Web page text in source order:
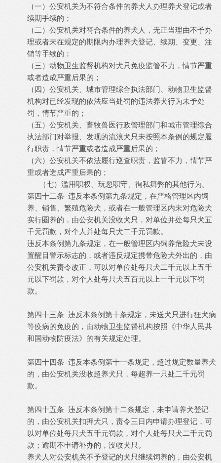
（一）公安机关为不符合条件的养犬人办理养犬登记或者
续期手续的；
（二）公安机关对符合条件的养犬人，无正当理由不予办
理或者未在规定的期限内办理养犬登记、续期、变更、注
销等手续的；
（三）动物卫生监督机构对犬只免疫监管不力，情节严重
或者造成严重后果的；
（四）公安机关、城市管理综合执法部门、动物卫生监督
机构对已经发现的依法应当处罚的违法养犬行为未予处
罚，情节严重的；
（五）公安机关、畜牧兽医行政管理部门和城市管理综合
执法部门对举报、发现的流浪犬只未按照本条例的规定履
行职责，情节严重或者造成严重后果的；
（六）公安机关不依法履行巡查职责，监管不力，情节严
重或者造成严重后果的；
（七）滥用职权、玩忽职守、徇私舞弊的其他行为。
第四十二条 违反本条例第九条规定，在严格管理区内饲
养、销售、繁殖危险犬，或者在一般管理区内未对危险犬
实行圈养的，由公安机关没收犬只，对单位并处每只犬五
千元罚款，对个人并处每只犬二千元罚款。
违反本条例第九条规定，在一般管理区内饲养危险犬未设
置醒目警示标志的，或者违反规定携带危险犬外出的，由
公安机关责令改正，可以对单位处每只犬二千元以上五千
元以下罚款，对个人处每只犬五百元以上一千元以下罚
款。
第四十三条 违反本条例第十条规定，未送犬只进行狂犬病
等疫病的免疫的，由动物卫生监督机构按照《中华人民共
和国动物防疫法》的有关规定处理。
第四十四条 违反本条例第十一条规定，超过规定数量养犬
的，由公安机关没收超养犬只，每超养一只处二千元罚
款。
第四十五条 违反本条例第十二条规定，未申请养犬登记
的，由公安机关扣押犬只，责令三日内申请办理登记，可
以对单位处每只犬五千元罚款，对个人处每只犬二千元罚
款；逾期不申请补办的，没收犬只。
养犬人对公安机关不予登记的犬只继续饲养的，由公安机